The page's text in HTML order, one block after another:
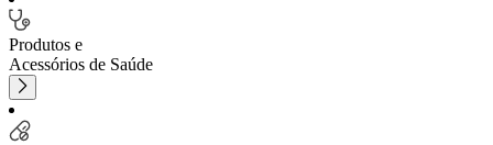
Produtos e
Acessórios de Saúde